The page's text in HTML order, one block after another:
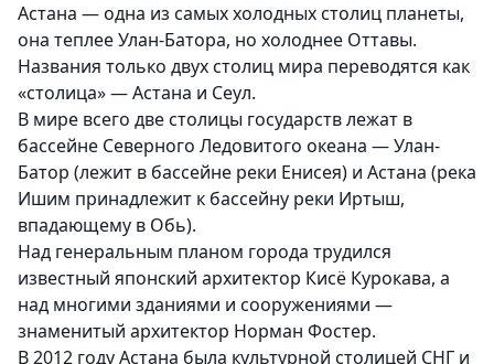
Астана — одна из самых холодных столиц планеты,
она теплее Улан-Батора, но холоднее Оттавы.
Названия только двух столиц мира переводятся как
«столица» — Астана и Сеул.
В мире всего две столицы государств лежат в
бассейне Северного Ледовитого океана — Улан-
Батор (лежит в бассейне реки Енисея) и Астана (река
Ишим принадлежит к бассейну реки Иртыш,
впадающему в Обь).
Над генеральным планом города трудился
известный японский архитектор Кисё Курокава, а
над многими зданиями и сооружениями —
знаменитый архитектор Норман Фостер.
В 2012 году Астана была культурной столицей СНГ и